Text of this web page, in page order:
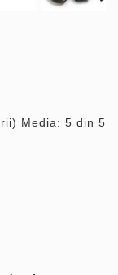
Media: 5 din 5